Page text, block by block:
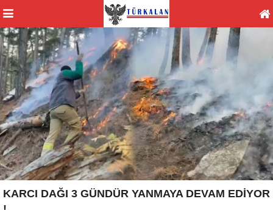
KARCI DAĞI 3 GÜNDÜR YANMAYA DEVAM EDİYOR